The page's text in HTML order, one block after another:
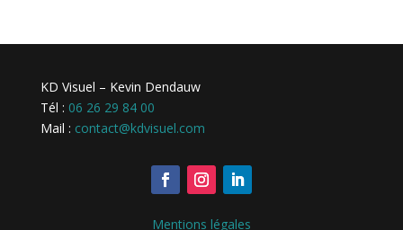
KD Visuel – Kevin Dendauw
Tél : 06 26 29 84 00
Mail : contact@kdvisuel.com
Mentions légales